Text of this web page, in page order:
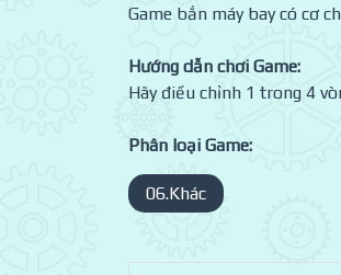
Game bắn máy bay có cơ
Hướng dẫn chơi Game:
Hãy điều chỉnh 1 trong 4
Phân loại Game:
06.Khác